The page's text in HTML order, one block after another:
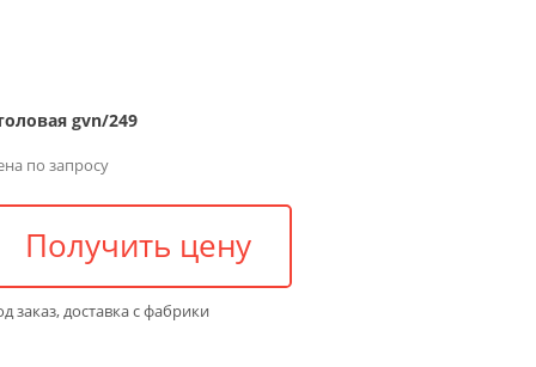
gvn/249
по запросу
Получить цену
заказ, доставка с фабрики